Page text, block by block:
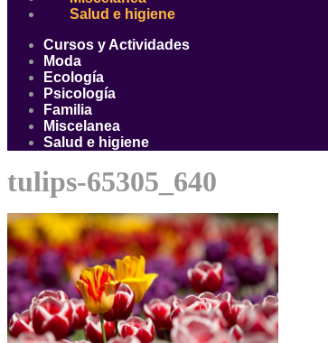
Salud e higiene
Cursos y Actividades
Moda
Ecología
Psicología
Familia
Miscelanea
Salud e higiene
tulips-65305_640